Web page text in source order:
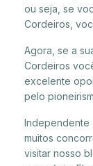
ou seja, se
Cordeiros,
Agora, se a
Cordeiros
excelente
pelo
Independente
muitos
visitar nosso